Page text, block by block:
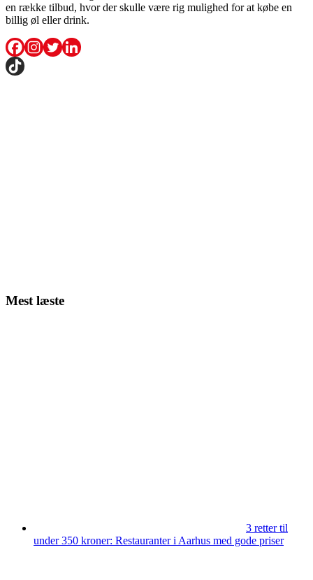
en række tilbud, hvor der skulle være rig mulighed for at købe en
billig øl eller drink.
Mest læste
3 retter til
under 350 kroner: Restauranter i Aarhus med gode priser